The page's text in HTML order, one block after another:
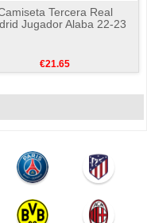
Tercera Real
Jugador Alaba 22-23
€21.65